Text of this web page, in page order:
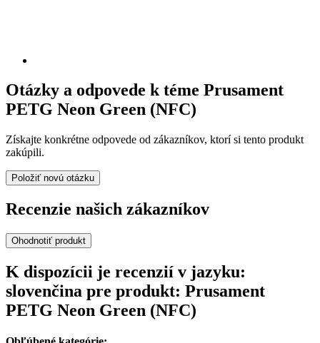
Otázky a odpovede k téme Prusament
PETG Neon Green (NFC)
Získajte konkrétne odpovede od zákazníkov, ktorí si tento produkt
zakúpili.
Položiť novú otázku
Recenzie našich zákazníkov
Ohodnotiť produkt
K dispozícii je recenzií v jazyku:
slovenčina pre produkt: Prusament
PETG Neon Green (NFC)